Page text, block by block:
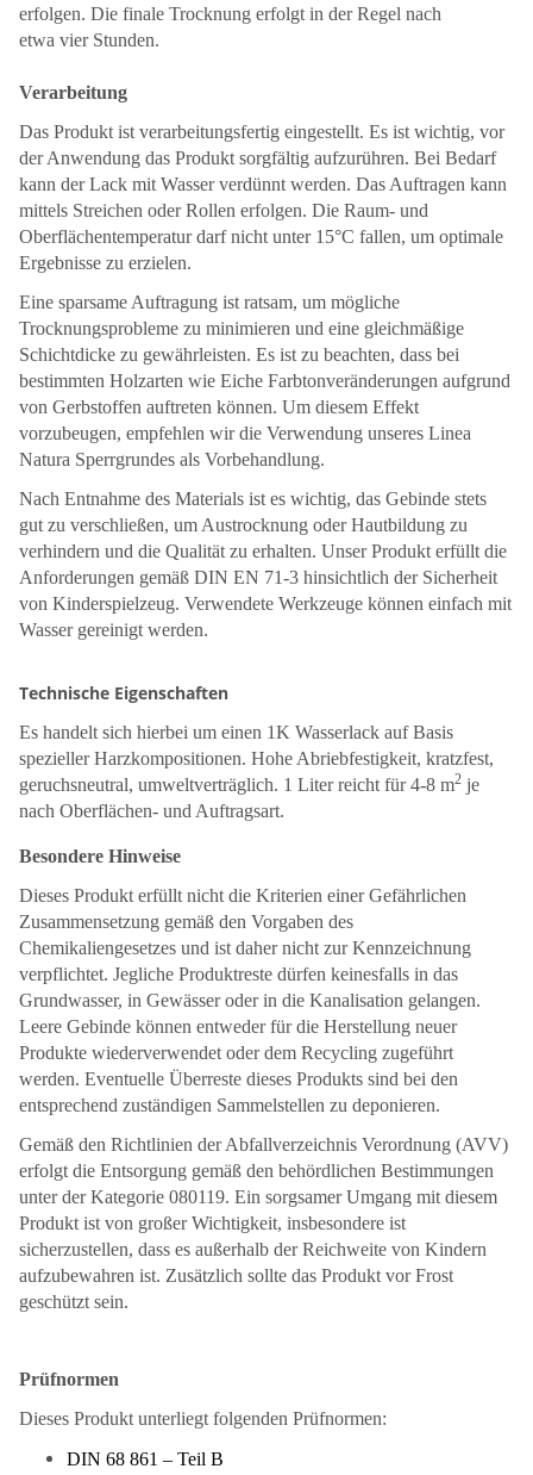
erfolgen. Die finale Trocknung erfolgt in der Regel nach
etwa vier Stunden.
Verarbeitung
Das Produkt ist verarbeitungsfertig eingestellt. Es ist wichtig, vor
der Anwendung das Produkt sorgfältig aufzurühren. Bei Bedarf
kann der Lack mit Wasser verdünnt werden. Das Auftragen kann
mittels Streichen oder Rollen erfolgen. Die Raum- und
Oberflächentemperatur darf nicht unter 15°C fallen, um optimale
Ergebnisse zu erzielen.
Eine sparsame Auftragung ist ratsam, um mögliche
Trocknungsprobleme zu minimieren und eine gleichmäßige
Schichtdicke zu gewährleisten. Es ist zu beachten, dass bei
bestimmten Holzarten wie Eiche Farbtonveränderungen aufgrund
von Gerbstoffen auftreten können. Um diesem Effekt
vorzubeugen, empfehlen wir die Verwendung unseres Linea
Natura Sperrgrundes als Vorbehandlung.
Nach Entnahme des Materials ist es wichtig, das Gebinde stets
gut zu verschließen, um Austrocknung oder Hautbildung zu
verhindern und die Qualität zu erhalten. Unser Produkt erfüllt die
Anforderungen gemäß DIN EN 71-3 hinsichtlich der Sicherheit
von Kinderspielzeug. Verwendete Werkzeuge können einfach mit
Wasser gereinigt werden.
Technische Eigenschaften
Es handelt sich hierbei um einen 1K Wasserlack auf Basis
spezieller Harzkompositionen. Hohe Abriebfestigkeit, kratzfest,
geruchsneutral, umweltverträglich. 1 Liter reicht für 4-8 m2 je
nach Oberflächen- und Auftragsart.
Besondere Hinweise
Dieses Produkt erfüllt nicht die Kriterien einer Gefährlichen
Zusammensetzung gemäß den Vorgaben des
Chemikaliengesetzes und ist daher nicht zur Kennzeichnung
verpflichtet. Jegliche Produktreste dürfen keinesfalls in das
Grundwasser, in Gewässer oder in die Kanalisation gelangen.
Leere Gebinde können entweder für die Herstellung neuer
Produkte wiederverwendet oder dem Recycling zugeführt
werden. Eventuelle Überreste dieses Produkts sind bei den
entsprechend zuständigen Sammelstellen zu deponieren.
Gemäß den Richtlinien der Abfallverzeichnis Verordnung (AVV)
erfolgt die Entsorgung gemäß den behördlichen Bestimmungen
unter der Kategorie 080119. Ein sorgsamer Umgang mit diesem
Produkt ist von großer Wichtigkeit, insbesondere ist
sicherzustellen, dass es außerhalb der Reichweite von Kindern
aufzubewahren ist. Zusätzlich sollte das Produkt vor Frost
geschützt sein.
Prüfnormen
Dieses Produkt unterliegt folgenden Prüfnormen:
DIN 68 861 – Teil B